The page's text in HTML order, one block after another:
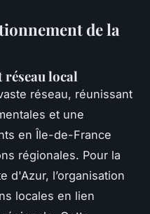
de la
local
réseau, réunissant
et une
en Île-de-France
régionales. Pour la
d'Azur, l’organisation
locales en lien